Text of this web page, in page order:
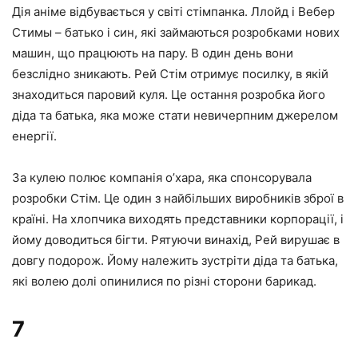
Дія аніме відбувається у світі стімпанка. Ллойд і Вебер
Стимы – батько і син, які займаються розробками нових
машин, що працюють на пару. В один день вони
безслідно зникають. Рей Стім отримує посилку, в якій
знаходиться паровий куля. Це остання розробка його
діда та батька, яка може стати невичерпним джерелом
енергії.
За кулею полює компанія о’хара, яка спонсорувала
розробки Стім. Це один з найбільших виробників зброї в
країні. На хлопчика виходять представники корпорації, і
йому доводиться бігти. Рятуючи винахід, Рей вирушає в
довгу подорож. Йому належить зустріти діда та батька,
які волею долі опинилися по різні сторони барикад.
7